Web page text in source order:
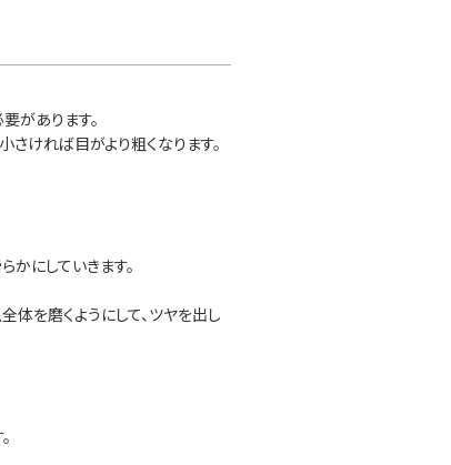
があります。
さければ目がより粗くなります。
にしていきます。
体を磨くようにして、ツヤを出し